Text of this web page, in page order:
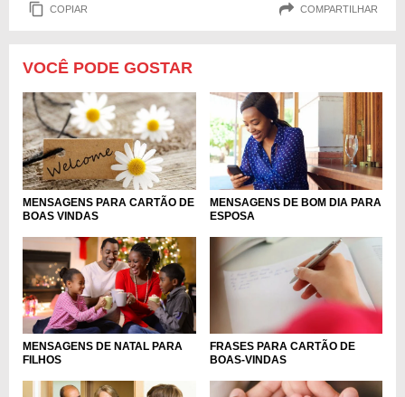
COPIAR COMPARTILHAR
VOCÊ PODE GOSTAR
MENSAGENS PARA CARTÃO DE
BOAS VINDAS
MENSAGENS DE BOM DIA PARA
ESPOSA
MENSAGENS DE NATAL PARA
FILHOS
FRASES PARA CARTÃO DE
BOAS-VINDAS